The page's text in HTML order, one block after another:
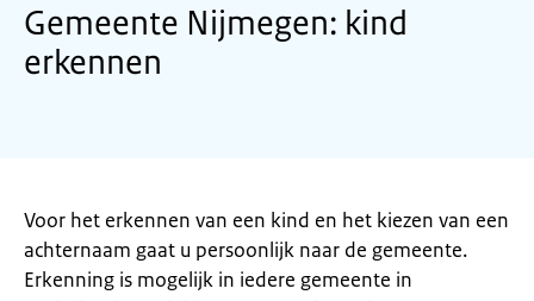
Gemeente Nijmegen: kind
erkennen
Voor het erkennen van een kind en het kiezen van een
achternaam gaat u persoonlijk naar de gemeente.
Erkenning is mogelijk in iedere gemeente in